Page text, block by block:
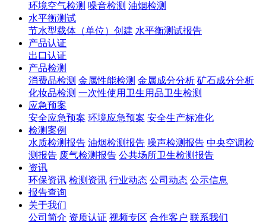
环境空气检测 噪音检测 油烟检测
水平衡测试
节水型载体（单位）创建 水平衡测试报告
产品认证
出口认证
产品检测
消费品检测 金属性能检测 金属成分分析 矿石成分分析
化妆品检测 一次性使用卫生用品卫生检测
应急预案
安全应急预案 环境应急预案 安全生产标准化
检测案例
水质检测报告 油烟检测报告 噪声检测报告 中央空调检
测报告 废气检测报告 公共场所卫生检测报告
资讯
环保资讯 检测资讯 行业动态 公司动态 公示信息
报告查询
关于我们
公司简介 资质认证 视频专区 合作客户 联系我们